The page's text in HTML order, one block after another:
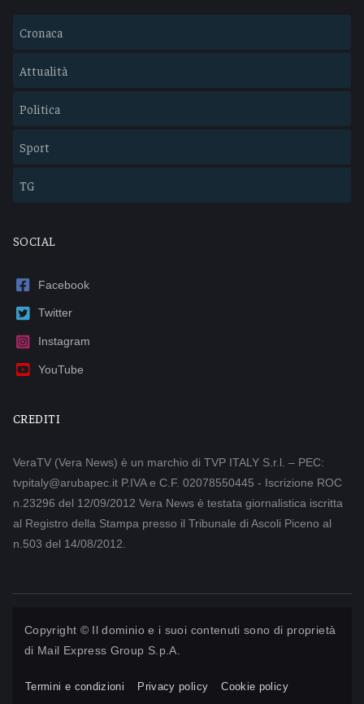
Cronaca
Attualità
Politica
Sport
TG
SOCIAL
Facebook
Twitter
Instagram
YouTube
CREDITI
VeraTV (Vera News) è un marchio di TVP ITALY S.r.l. – PEC:
tvpitaly@arubapec.it P.IVA e C.F. 02078550445 - Iscrizione ROC
n.23296 del 12/09/2012 Vera News è testata giornalistica iscritta
al Registro della Stampa presso il Tribunale di Ascoli Piceno al
n.503 del 14/08/2012.
Copyright © Il dominio e i suoi contenuti sono di proprietà
di Mail Express Group S.p.A.
Termini e condizioni Privacy policy Cookie policy